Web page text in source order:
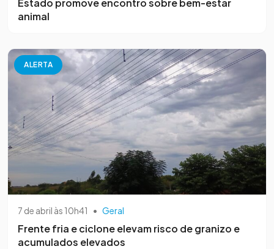
Estado promove encontro sobre bem-estar
animal
ALERTA
7 de abril às 10h41 • Geral
Frente fria e ciclone elevam risco de granizo e
acumulados elevados